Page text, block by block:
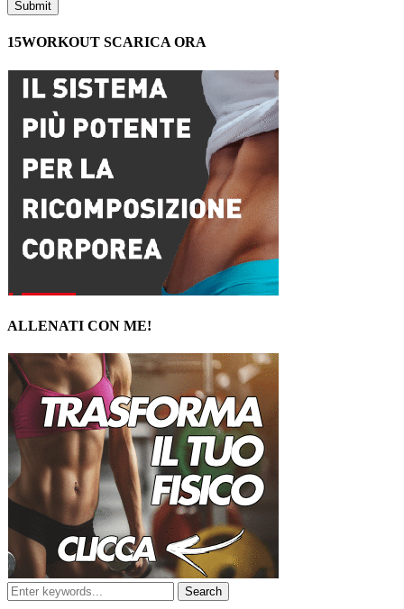
15WORKOUT SCARICA ORA
ALLENATI CON ME!